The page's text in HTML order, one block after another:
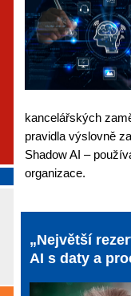
kancelářských
pravidla výslovně
Shadow AI –
organizace.
„Největší
AI s daty a